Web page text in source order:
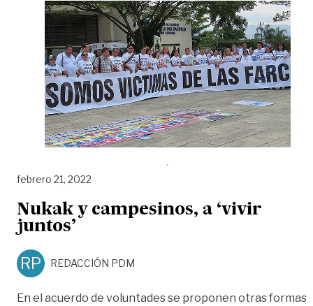
febrero 21, 2022
Nukak y campesinos, a ‘vivir
juntos’
RP REDACCIÓN PDM
En el acuerdo de voluntades se proponen otras formas